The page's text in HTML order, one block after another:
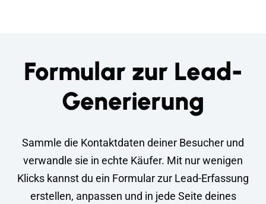
Formular zur Lead-
Generierung
Sammle die Kontaktdaten deiner Besucher und
verwandle sie in echte Käufer. Mit nur wenigen
Klicks kannst du ein Formular zur Lead-Erfassung
erstellen, anpassen und in jede Seite deines